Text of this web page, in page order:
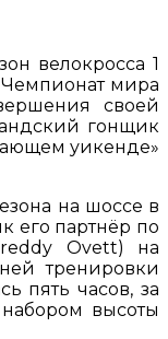
велокросса 1
мира
своей
гонщик
уикенде»
на шоссе в
его партнёр по
Ovett) на
тренировки
пять часов, за
высоты